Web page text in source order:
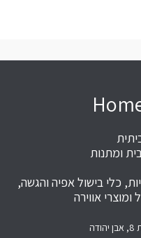
ומתנות
כלי בישול אפיה והגשה,
אווירה